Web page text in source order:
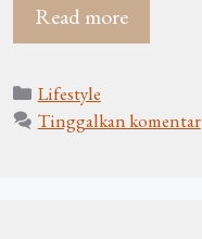
Read more
Kategori
Lifestyle
Tinggalkan komentar